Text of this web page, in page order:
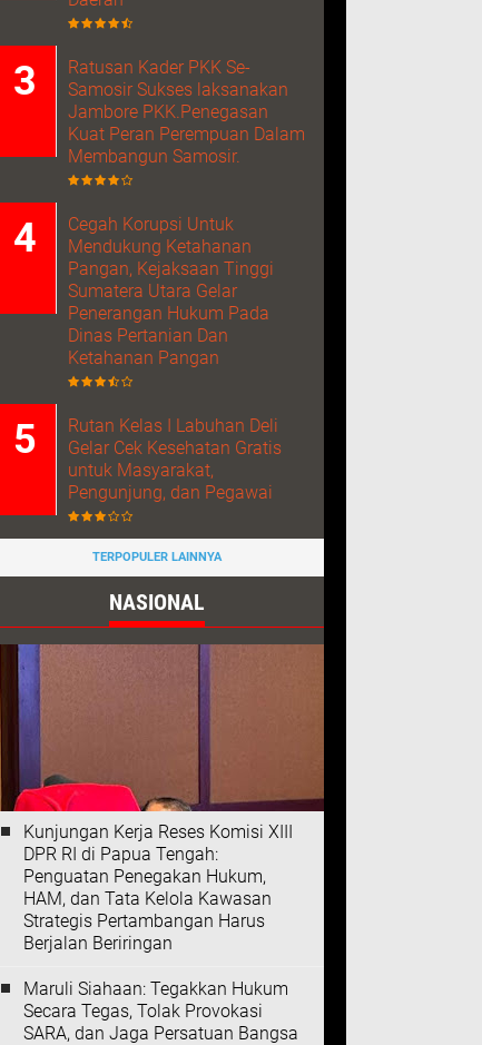
Ratusan Kader PKK Se-
Samosir Sukses laksanakan
Jambore PKK.Penegasan
Kuat Peran Perempuan Dalam
Membangun Samosir.
Cegah Korupsi Untuk
Mendukung Ketahanan
Pangan, Kejaksaan Tinggi
Sumatera Utara Gelar
Penerangan Hukum Pada
Dinas Pertanian Dan
Ketahanan Pangan
Rutan Kelas I Labuhan Deli
Gelar Cek Kesehatan Gratis
untuk Masyarakat,
Pengunjung, dan Pegawai
TERPOPULER LAINNYA
NASIONAL
Kunjungan Kerja Reses Komisi XIII
DPR RI di Papua Tengah:
Penguatan Penegakan Hukum,
HAM, dan Tata Kelola Kawasan
Strategis Pertambangan Harus
Berjalan Beriringan
Maruli Siahaan: Tegakkan Hukum
Secara Tegas, Tolak Provokasi
SARA, dan Jaga Persatuan Bangsa